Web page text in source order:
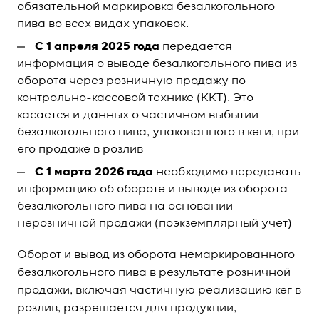
обязательной маркировка безалкогольного
пива во всех видах упаковок.
С 1 апреля 2025 года передаётся
информация о выводе безалкогольного пива из
оборота через розничную продажу по
контрольно-кассовой технике (ККТ). Это
касается и данных о частичном выбытии
безалкогольного пива, упакованного в кеги, при
его продаже в розлив
C 1 марта 2026 года необходимо передавать
информацию об обороте и выводе из оборота
безалкогольного пива на основании
нерозничной продажи (поэкземплярный учет)
Оборот и вывод из оборота немаркированного
безалкогольного пива в результате розничной
продажи, включая частичную реализацию кег в
розлив, разрешается для продукции,